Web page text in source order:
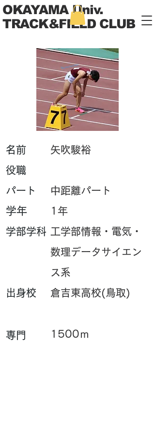
OKAYAMA Univ.
TRACK&FIELD CLUB
​名前
矢吹駿裕
​役職
パート
学年
中距離パート
1年
​学部学科 工学部情報・電気・
数理データサイエン
ス系
​出身校
倉吉東高校(鳥取)
専門 1500ｍ